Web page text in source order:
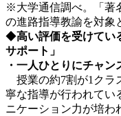
※大学通信調べ。「著
の進路指導教諭を対象
◆高い評価を受けてい
サポート」
・一人ひとりにチャ
授業の約7割が1クラ
寧な指導が行われてい
ニケーション力が培わ